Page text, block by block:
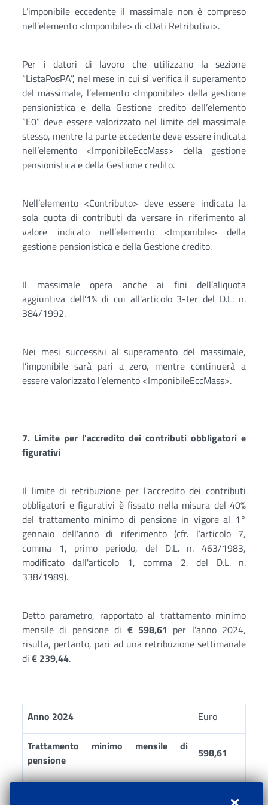
L’imponibile eccedente il massimale non è compreso
nell’elemento <Imponibile> di <Dati Retributivi>.
Per i datori di lavoro che utilizzano la sezione
“ListaPosPA”, nel mese in cui si verifica il superamento
del massimale, l’elemento <Imponibile> della gestione
pensionistica e della Gestione credito dell’elemento
“E0” deve essere valorizzato nel limite del massimale
stesso, mentre la parte eccedente deve essere indicata
nell’elemento <ImponibileEccMass> della gestione
pensionistica e della Gestione credito.
Nell’elemento <Contributo> deve essere indicata la
sola quota di contributi da versare in riferimento al
valore indicato nell’elemento <Imponibile> della
gestione pensionistica e della Gestione credito.
Il massimale opera anche ai fini dell’aliquota
aggiuntiva dell'1% di cui all'articolo 3-ter del D.L. n.
384/1992.
Nei mesi successivi al superamento del massimale,
l’imponibile sarà pari a zero, mentre continuerà a
essere valorizzato l’elemento <ImponibileEccMass>.
7. Limite per l'accredito dei contributi obbligatori e
figurativi
Il limite di retribuzione per l'accredito dei contributi
obbligatori e figurativi è fissato nella misura del 40%
del trattamento minimo di pensione in vigore al 1°
gennaio dell'anno di riferimento (cfr. l’articolo 7,
comma 1, primo periodo, del D.L. n. 463/1983,
modificato dall'articolo 1, comma 2, del D.L. n.
338/1989).
Detto parametro, rapportato al trattamento minimo
mensile di pensione di € 598,61 per l'anno 2024,
risulta, pertanto, pari ad una retribuzione settimanale
di € 239,44.
Anno 2024 Euro
Trattamento minimo mensile di
pensione
598,61